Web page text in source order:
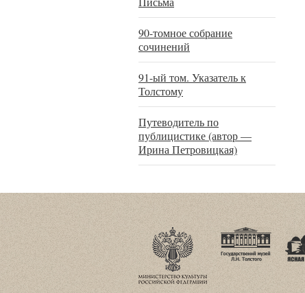
90-томное собрание
сочинений
91-ый том. Указатель к
Толстому
Путеводитель по
публицистике (автор —
Ирина Петровицкая)